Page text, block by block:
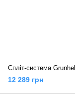
12 289 грн